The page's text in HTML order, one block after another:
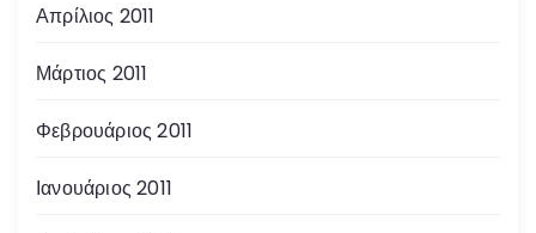
Απρίλιος 2011
Μάρτιος 2011
Φεβρουάριος 2011
Ιανουάριος 2011